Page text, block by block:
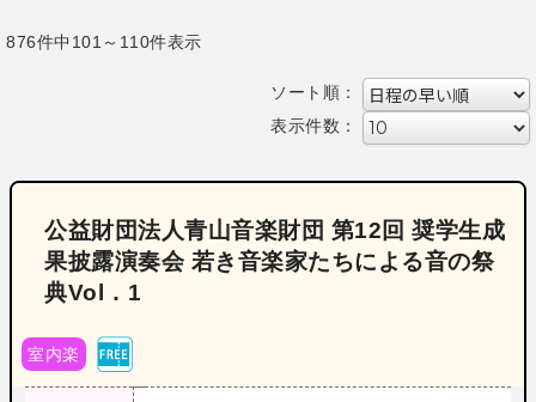
876件中101～110件表示
ソート順：
表示件数：
公益財団法人青山音楽財団 第12回 奨学生成
果披露演奏会 若き音楽家たちによる音の祭
典Vol．1
室内楽